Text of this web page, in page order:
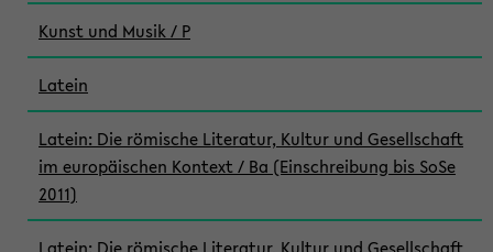
Kunst und Musik / P
Latein
Latein: Die römische Literatur, Kultur und Gesellschaft
im europäischen Kontext / Ba (Einschreibung bis SoSe
2011)